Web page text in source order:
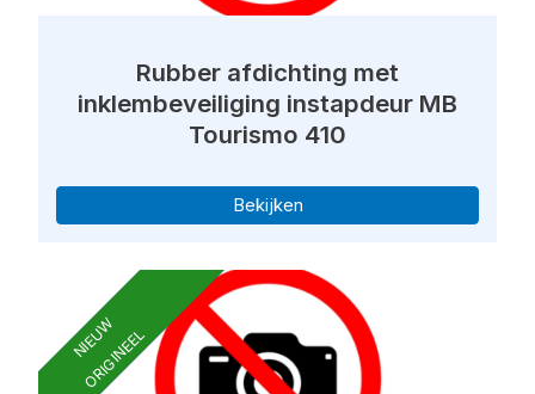
Rubber afdichting met
inklembeveiliging instapdeur MB
Tourismo 410
Bekijken
NIEUW
ORIGINEEL